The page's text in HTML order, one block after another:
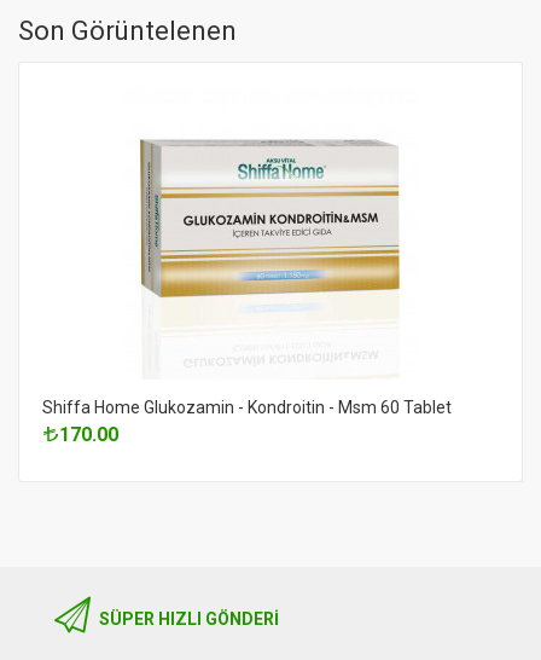
Son Görüntelenen
Shiffa Home Glukozamin - Kondroitin - Msm 60 Tablet
170.00
SÜPER HIZLI GÖNDERI